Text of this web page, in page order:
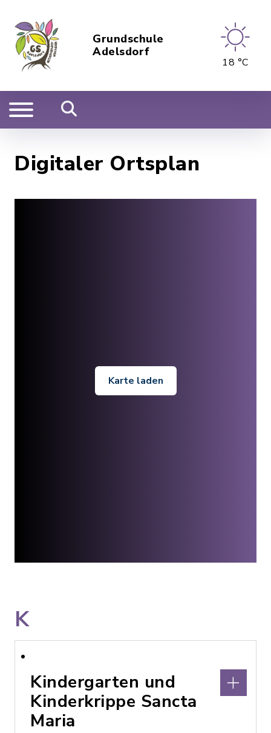
Grundschule
Adelsdorf
18 °C
Digitaler Ortsplan
Karte laden
K
Kindergarten und
Kinderkrippe Sancta
Maria